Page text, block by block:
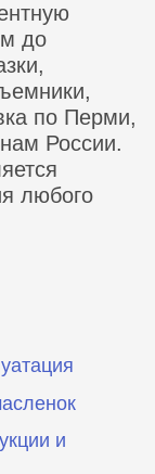
до
по Перми,
России.
любого
и